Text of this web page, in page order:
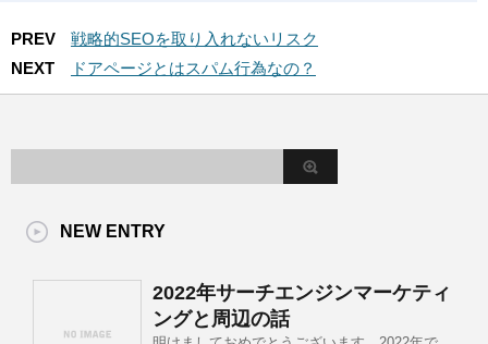
PREV
戦略的SEOを取り入れないリスク
NEXT
ドアページとはスパム行為なの？
NEW ENTRY
2022年サーチエンジンマーケティ
ングと周辺の話